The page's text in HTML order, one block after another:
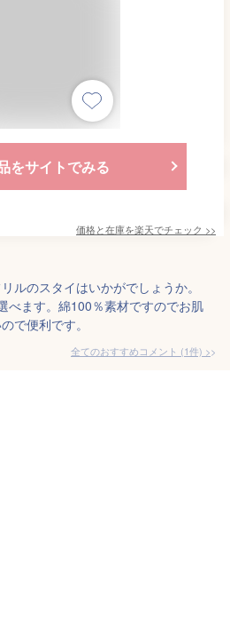
をサイトでみる
価格と在庫を楽天でチェック >>
ルのスタイはいかがでしょうか。
べます。綿100％素材ですのでお肌
で便利です。
全てのおすすめコメント (1件) >